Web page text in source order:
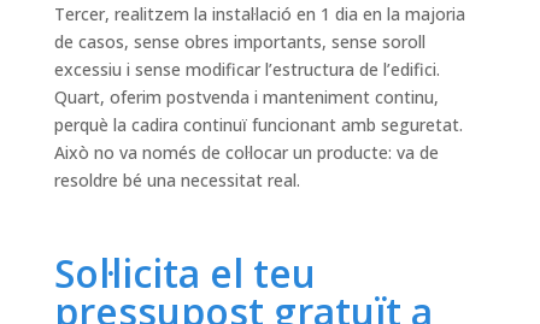
Tercer, realitzem la instal·lació en 1 dia en la majoria
de casos, sense obres importants, sense soroll
excessiu i sense modificar l’estructura de l’edifici.
Quart, oferim postvenda i manteniment continu,
perquè la cadira continuï funcionant amb seguretat.
Això no va només de col·locar un producte: va de
resoldre bé una necessitat real.
Sol·licita el teu
pressupost gratuït a